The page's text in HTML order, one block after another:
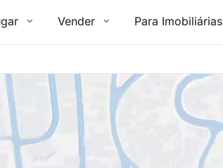
Vender Para Imobiliárias